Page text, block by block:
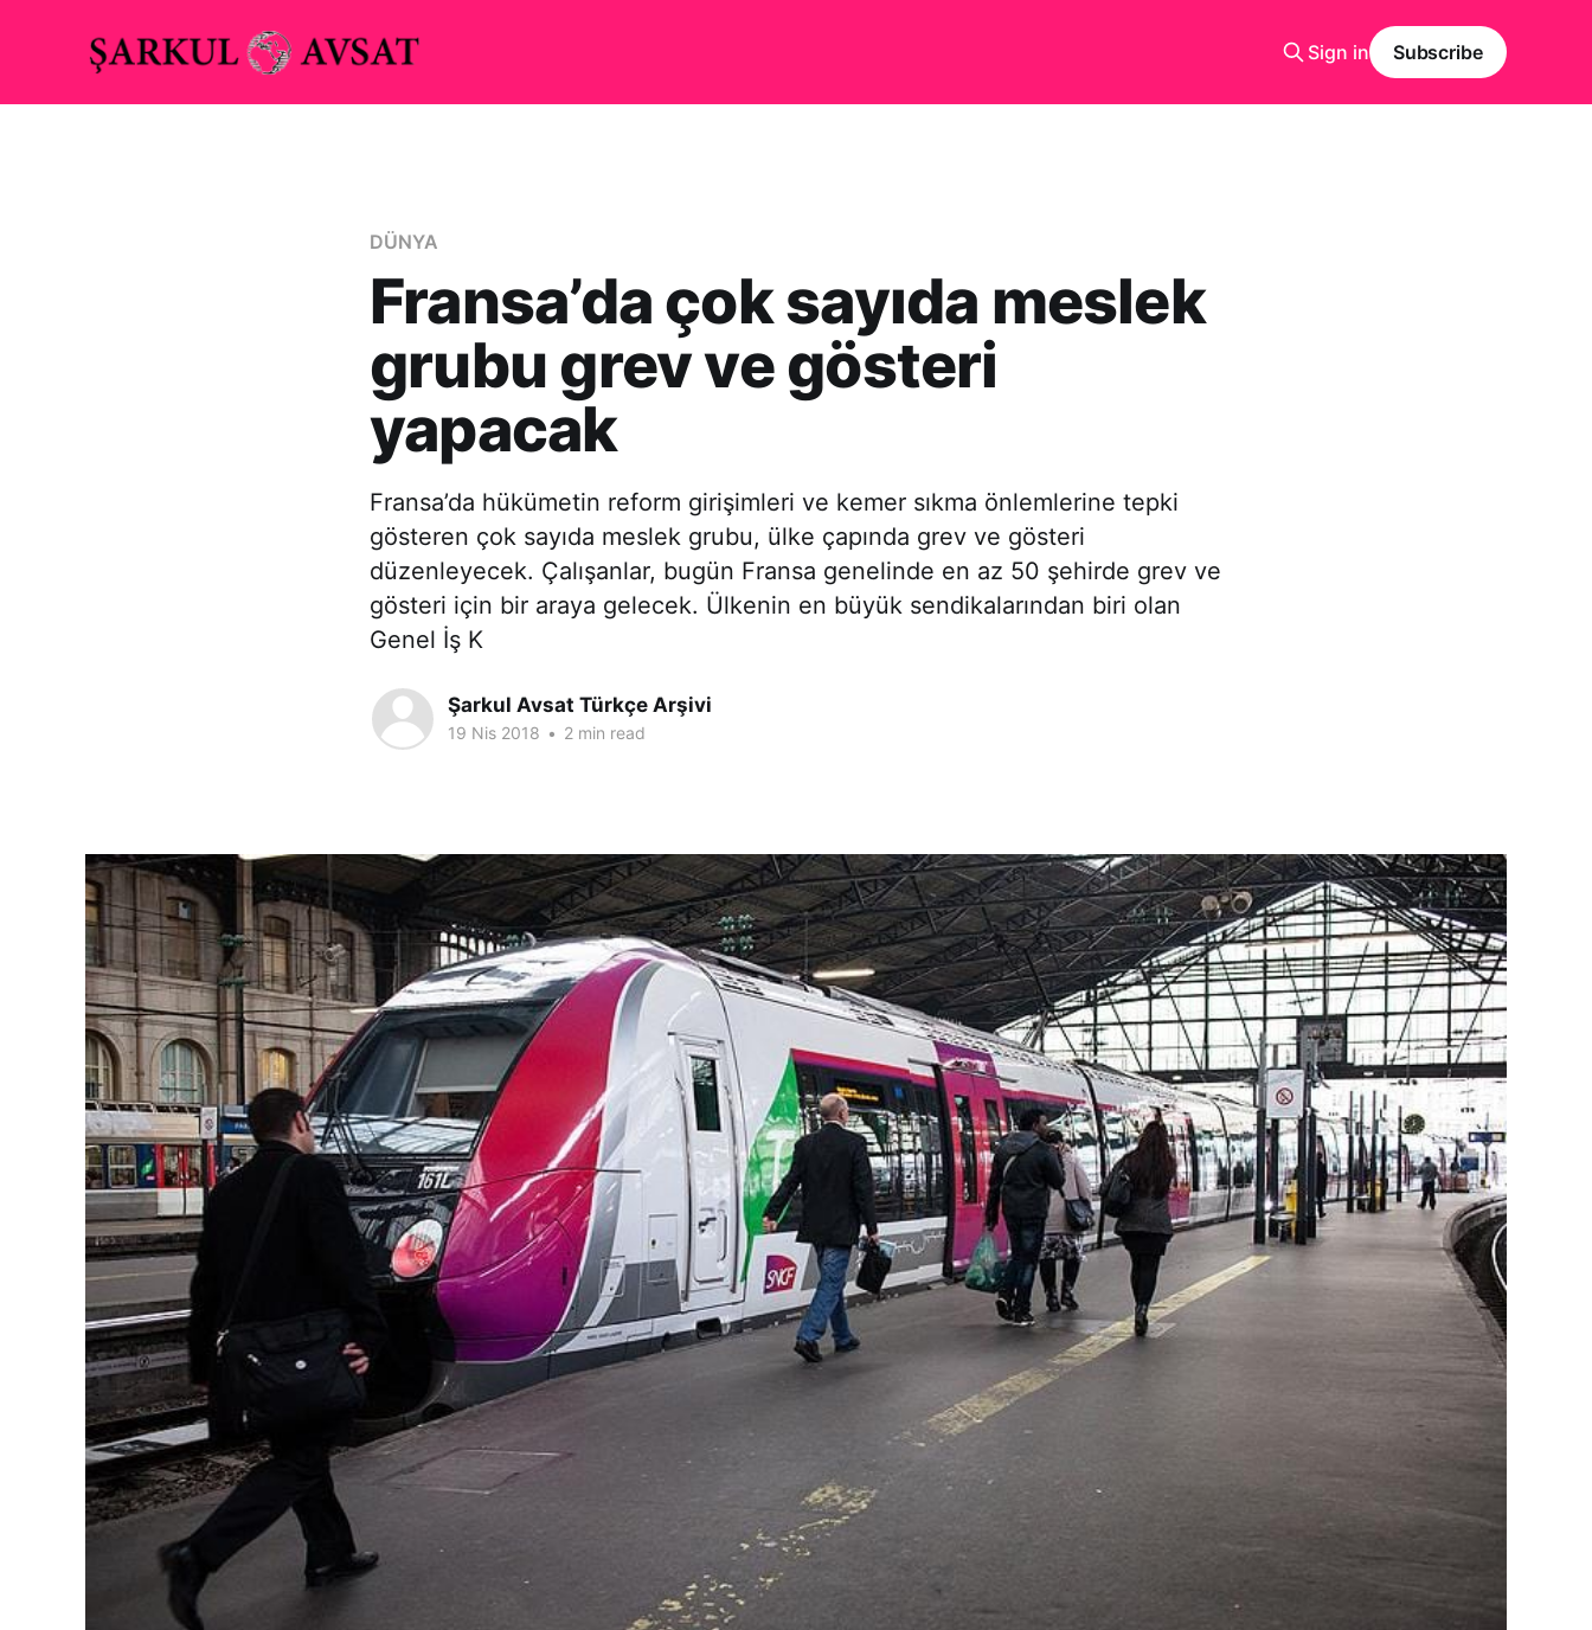
Sign in Subscribe
DÜNYA
Fransa’da çok sayıda meslek
grubu grev ve gösteri
yapacak
Fransa’da hükümetin reform girişimleri ve kemer sıkma önlemlerine tepki
gösteren çok sayıda meslek grubu, ülke çapında grev ve gösteri
düzenleyecek. Çalışanlar, bugün Fransa genelinde en az 50 şehirde grev ve
gösteri için bir araya gelecek. Ülkenin en büyük sendikalarından biri olan
Genel İş K
Şarkul Avsat Türkçe Arşivi
19 Nis 2018 • 2 min read